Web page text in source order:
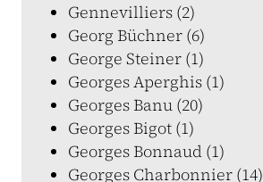
Gennevilliers (2)
Georg Büchner (6)
George Steiner (1)
Georges Aperghis (1)
Georges Banu (20)
Georges Bigot (1)
Georges Bonnaud (1)
Georges Charbonnier (14)